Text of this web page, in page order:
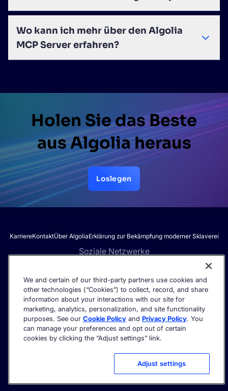
Wo kann ich mehr über den Algolia
MCP Server erfahren?
Holen Sie das Beste
aus Algolia heraus
Loslegen
KarriereKontaktÜber AlgoliaErklärung zur Bekämpfung moderner Sklaverei
Soziale Netzwerke
Erhalten Sie die neuesten Informationen zur KI-Suche – direkt in
Ihren Posteingang.
©2026 Algolia – Alle Rechte vorbehalten.
Datenschutzerklärung
We and certain of our third-party partners use cookies and
other technologies (“Cookies”) to collect, record, and share
information about your interactions with our site for
marketing, analytics, personalization, and site functionality
purposes. See our Cookie Policy and Privacy Policy. You
can manage your preferences and opt out of certain
cookies by clicking the “Adjust settings” link.
Adjust settings